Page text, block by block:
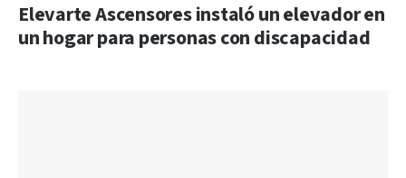
Elevarte Ascensores instaló un elevador en
un hogar para personas con discapacidad